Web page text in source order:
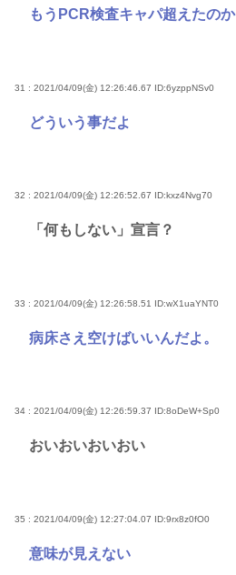
もうPCR検査キャパ超えたのか
31 : 2021/04/09(金) 12:26:46.67 ID:6yzppNSv0
どういう事だよ
32 : 2021/04/09(金) 12:26:52.67 ID:kxz4Nvg70
「何もしない」宣言？
33 : 2021/04/09(金) 12:26:58.51 ID:wX1uaYNT0
病床さえ空けばいいんだよ。
34 : 2021/04/09(金) 12:26:59.37 ID:8oDeW+Sp0
おいおいおいおい
35 : 2021/04/09(金) 12:27:04.07 ID:9rx8z0fO0
意味が見えない